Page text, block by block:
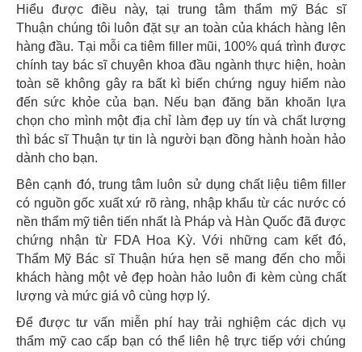
Hiểu được điều này, tại trung tâm thẩm mỹ Bác sĩ
Thuận chúng tôi luôn đặt sự an toàn của khách hàng lên
hàng đầu. Tại mỗi ca tiêm filler mũi, 100% quá trình được
chính tay bác sĩ chuyên khoa đầu ngành thực hiện, hoàn
toàn sẽ không gây ra bất kì biến chứng nguy hiểm nào
đến sức khỏe của bạn. Nếu bạn đăng băn khoăn lựa
chọn cho mình một địa chỉ làm đẹp uy tín và chất lượng
thì bác sĩ Thuận tự tin là người bạn đồng hành hoàn hảo
dành cho bạn.
Bên cạnh đó, trung tâm luôn sử dụng chất liệu tiêm filler
có nguồn gốc xuất xứ rõ ràng, nhập khẩu từ các nước có
nền thẩm mỹ tiên tiến nhất là Pháp và Hàn Quốc đã được
chứng nhận từ FDA Hoa Kỳ. Với những cam kết đó,
Thẩm Mỹ Bác sĩ Thuận hứa hẹn sẽ mang đến cho mỗi
khách hàng một vẻ đẹp hoàn hảo luôn đi kèm cùng chất
lượng và mức giá vô cùng hợp lý.
Để được tư vấn miễn phí hay trải nghiệm các dịch vụ
thẩm mỹ cao cấp bạn có thể liên hệ trực tiếp với chúng